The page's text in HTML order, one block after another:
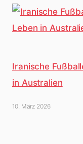
Iranische
in Australien
10. März 2026